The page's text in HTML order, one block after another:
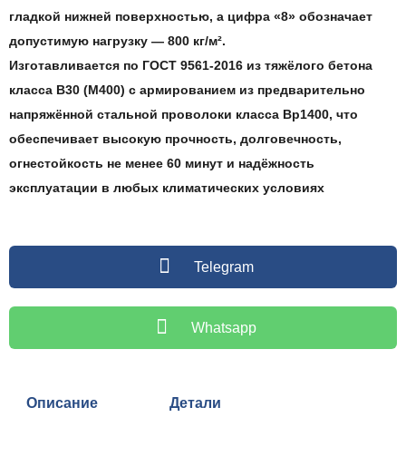
гладкой нижней поверхностью, а цифра «8» обозначает
допустимую нагрузку — 800 кг/м².
Изготавливается по ГОСТ 9561-2016 из тяжёлого бетона
класса B30 (М400) с армированием из предварительно
напряжённой стальной проволоки класса Вр1400, что
обеспечивает высокую прочность, долговечность,
огнестойкость не менее 60 минут и надёжность
эксплуатации в любых климатических условиях
Telegram
Whatsapp
Описание Детали